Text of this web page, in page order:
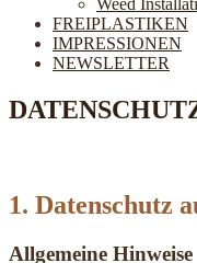
Weed
FREIPLASTIKEN
IMPRESSIONEN
NEWSLETTER
1. Datenschutz
Allgemeine Hinweise